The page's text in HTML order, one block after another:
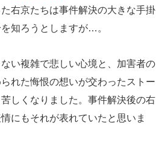
右京たちは事件解決の大きな手掛
知ろうとしますが…。
い複雑で悲しい心境と、加害者の
れた悔恨の想いが交わったストー
しくなりました。事件解決後の右
にもそれが表れていたと思いま